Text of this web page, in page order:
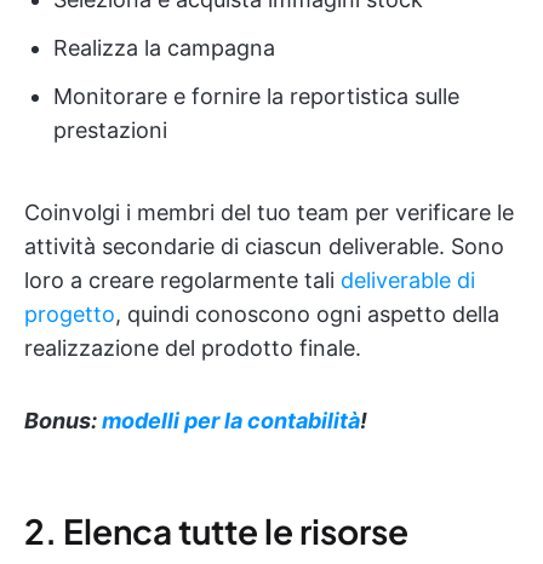
Realizza la campagna
Monitorare e fornire la reportistica sulle
prestazioni
Coinvolgi i membri del tuo team per verificare le
attività secondarie di ciascun deliverable. Sono
loro a creare regolarmente tali deliverable di
progetto, quindi conoscono ogni aspetto della
realizzazione del prodotto finale.
Bonus:modelli per la contabilità!
2. Elenca tutte le risorse